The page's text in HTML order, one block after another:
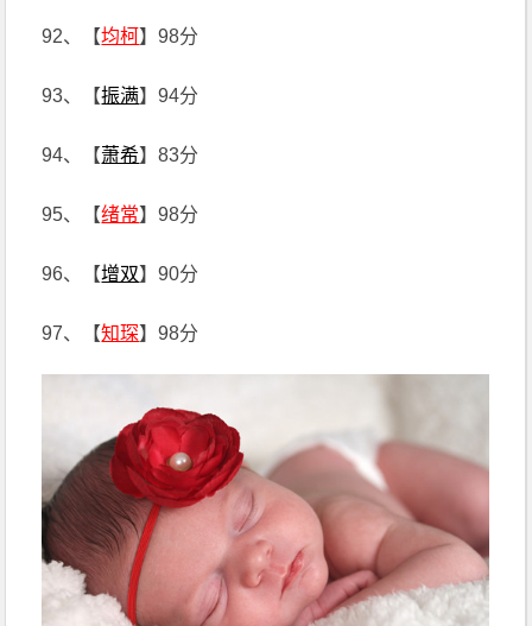
92、【均柯】98分
93、【振满】94分
94、【萧希】83分
95、【绪常】98分
96、【增双】90分
97、【知琛】98分